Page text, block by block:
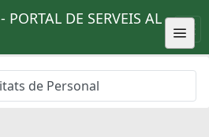
DE SERVEIS AL
de Personal